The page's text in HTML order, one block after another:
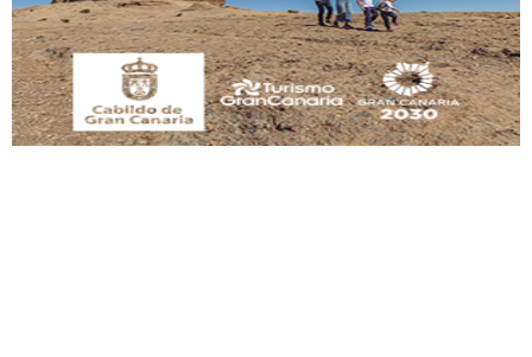
manso y extremadamente cari...
Leales.org » Gran Canaria | 9.7.2025